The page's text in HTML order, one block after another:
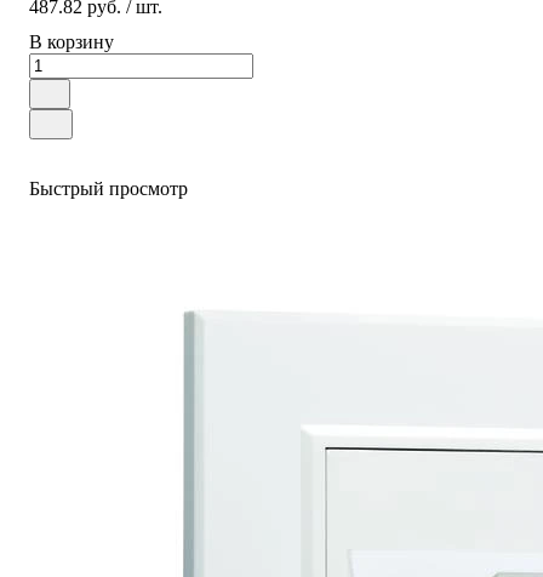
487.82 руб. / шт.
В корзину
Быстрый просмотр